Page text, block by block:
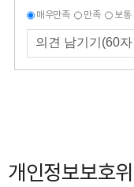
매우만족 만족 보통
개인정보보호